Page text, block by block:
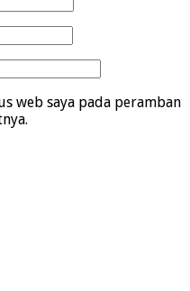
web saya pada peramban